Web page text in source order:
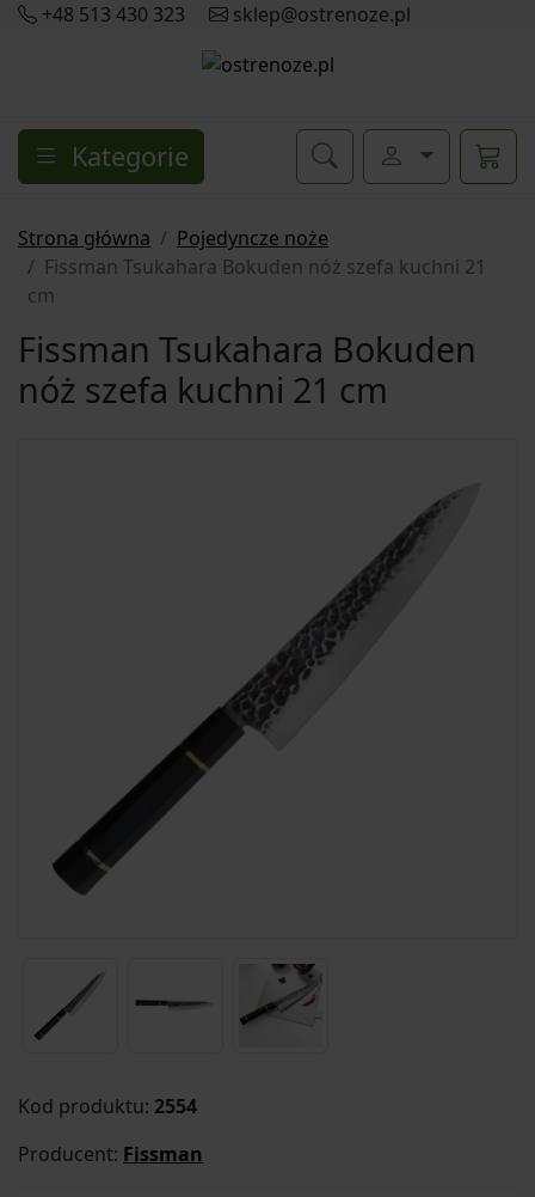
+48 513 430 323 sklep@ostrenoze.pl
Kategorie
Strona główna
Pojedyncze noże
Fissman Tsukahara Bokuden nóż szefa kuchni 21
cm
Fissman Tsukahara Bokuden
nóż szefa kuchni 21 cm
Kod produktu: 2554
Producent: Fissman